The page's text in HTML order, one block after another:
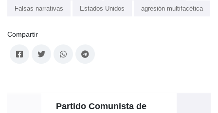
Falsas narrativas Estados Unidos agresión multifacética
Compartir
Partido Comunista de